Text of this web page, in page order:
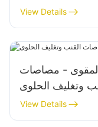
للأطفال
View Details
- مصاصات
وتغليف الحلوى
View Details